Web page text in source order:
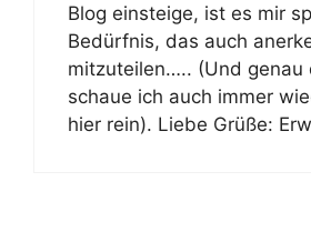
Blog einsteige, ist es mir
Bedürfnis, das auch
mitzuteilen….. (Und genau
schaue ich auch immer
hier rein). Liebe Grüße: